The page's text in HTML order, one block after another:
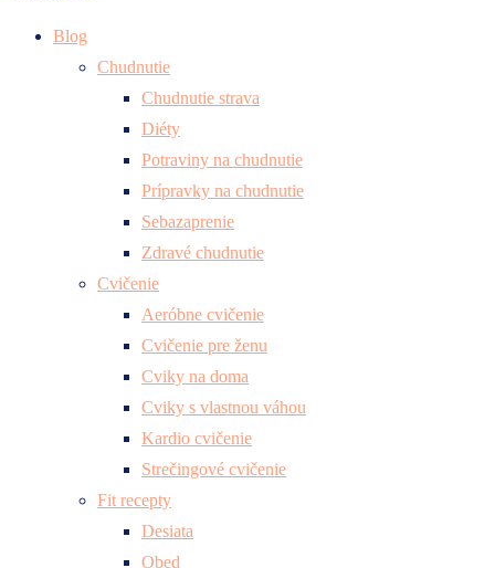
Blog
Chudnutie
Chudnutie strava
Diéty
Potraviny na chudnutie
Prípravky na chudnutie
Sebazaprenie
Zdravé chudnutie
Cvičenie
Aeróbne cvičenie
Cvičenie pre ženu
Cviky na doma
Cviky s vlastnou váhou
Kardio cvičenie
Strečingové cvičenie
Fit recepty
Desiata
Obed